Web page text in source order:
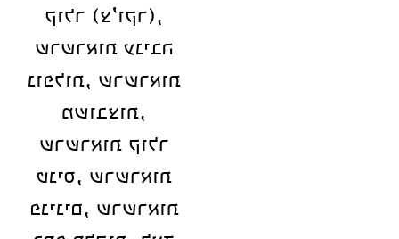
קולר (צ’וקר),
שרשראות עניבה
נופלות, שרשראות
משובצות,
שרשראות קולר
טניס, שרשראות
פנינים, שרשראות